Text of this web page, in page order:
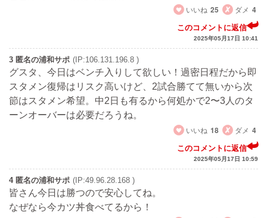
いいね 25 ダメ 4
このコメントに返信
2025年05月17日 10:41
3 匿名の浦和サポ (IP:106.131.196.8 )
グスタ、今日はベンチ入りして欲しい！過密日程だから即
スタメン復帰はリスク高いけど、2試合勝てて無いから次
節はスタメン希望。中2日も有るから何処かで2〜3人のタ
ーンオーバーは必要だろうね。
いいね 18 ダメ 4
このコメントに返信
2025年05月17日 10:59
4 匿名の浦和サポ (IP:49.96.28.168 )
皆さん今日は勝つので安心してね。
なぜなら今カツ丼食べてるから！